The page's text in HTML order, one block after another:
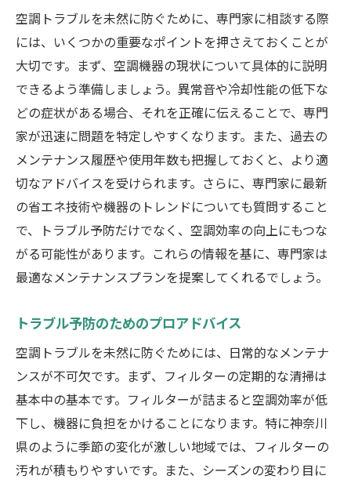
空調トラブルを未然に防ぐために、専門家に相談する際
には、いくつかの重要なポイントを押さえておくことが
大切です。まず、空調機器の現状について具体的に説明
できるよう準備しましょう。異常音や冷却性能の低下な
どの症状がある場合、それを正確に伝えることで、専門
家が迅速に問題を特定しやすくなります。また、過去の
メンテナンス履歴や使用年数も把握しておくと、より適
切なアドバイスを受けられます。さらに、専門家に最新
の省エネ技術や機器のトレンドについても質問すること
で、トラブル予防だけでなく、空調効率の向上にもつな
がる可能性があります。これらの情報を基に、専門家は
最適なメンテナンスプランを提案してくれるでしょう。
トラブル予防のためのプロアドバイス
空調トラブルを未然に防ぐためには、日常的なメンテナ
ンスが不可欠です。まず、フィルターの定期的な清掃は
基本中の基本です。フィルターが詰まると空調効率が低
下し、機器に負担をかけることになります。特に神奈川
県のように季節の変化が激しい地域では、フィルターの
汚れが積もりやすいです。また、シーズンの変わり目に